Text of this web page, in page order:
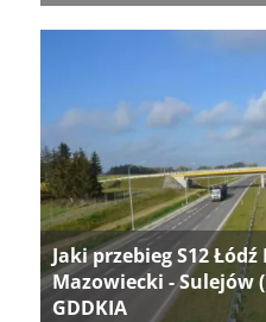
Jaki przebieg S12
Mazowiecki - Sulejów
GDDKIA